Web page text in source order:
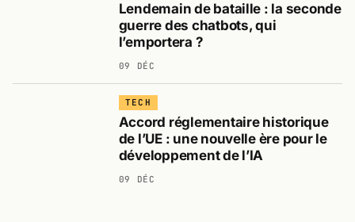
Lendemain de bataille : la seconde
guerre des chatbots, qui
l’emportera ?
09 DÉC
TECH
Accord réglementaire historique
de l’UE : une nouvelle ère pour le
développement de l’IA
09 DÉC